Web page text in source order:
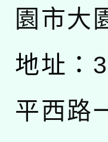
園市大
地址：
平西路